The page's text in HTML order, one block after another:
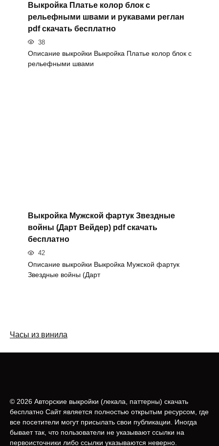
Выкройка Платье колор блок с
рельефными швами и рукавами реглан
pdf скачать бесплатно
38
Описание выкройки Выкройка Платье колор блок с
рельефными швами
Выкройка Мужской фартук Звездные
войны (Дарт Вейдер) pdf скачать
бесплатно
42
Описание выкройки Выкройка Мужской фартук
Звездные войны (Дарт
Часы из винила
© 2026 Авторские выкройки (лeкала, паттерны) скачать
бесплатно Сайт является полностью открытым ресурсом, где
все посетители могут присылать свои публикации. Иногда
бывает так, что пользователи не указывают ссылки на
первоисточники либо ссылки указываются неверно.